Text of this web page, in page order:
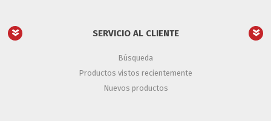
SERVICIO AL CLIENTE
Búsqueda
Productos vistos recientemente
Nuevos productos